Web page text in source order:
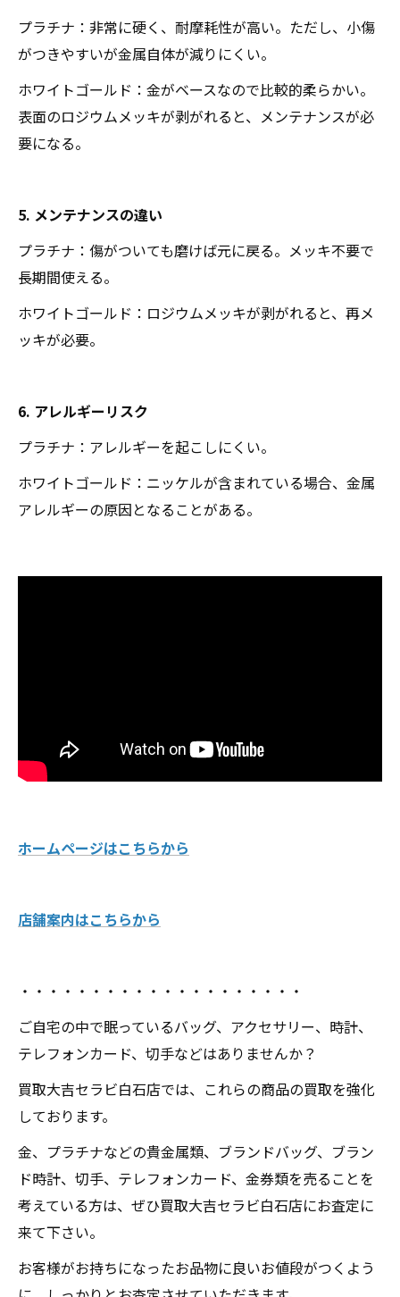
プラチナ：非常に硬く、耐摩耗性が高い。ただし、小傷
がつきやすいが金属自体が減りにくい。
ホワイトゴールド：金がベースなので比較的柔らかい。
表面のロジウムメッキが剥がれると、メンテナンスが必
要になる。
5. メンテナンスの違い
プラチナ：傷がついても磨けば元に戻る。メッキ不要で
長期間使える。
ホワイトゴールド：ロジウムメッキが剥がれると、再メ
ッキが必要。
6. アレルギーリスク
プラチナ：アレルギーを起こしにくい。
ホワイトゴールド：ニッケルが含まれている場合、金属
アレルギーの原因となることがある。
ホームページはこちらから
店舗案内はこちらから
・・・・・・・・・・・・・・・・・・・・
ご自宅の中で眠っているバッグ、アクセサリー、時計、
テレフォンカード、切手などはありませんか？
買取大吉セラビ白石店では、これらの商品の買取を強化
しております。
金、プラチナなどの貴金属類、ブランドバッグ、ブラン
ド時計、切手、テレフォンカード、金券類を売ることを
考えている方は、ぜひ買取大吉セラビ白石店にお査定に
来て下さい。
お客様がお持ちになったお品物に良いお値段がつくよう